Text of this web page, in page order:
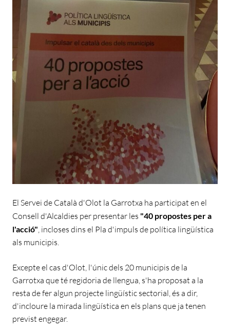
El Servei de Català d'Olot la Garrotxa ha participat en el
Consell d'Alcaldies per presentar les "40 propostes per a
l'acció", incloses dins el Pla d'impuls de política lingüística
als municipis.
Excepte el cas d'Olot, l'únic dels 20 municipis de la
Garrotxa que té regidoria de llengua, s'ha proposat a la
resta de fer algun projecte lingüístic sectorial, és a dir,
d'incloure la mirada lingüística en els plans que ja tenen
previst engegar.